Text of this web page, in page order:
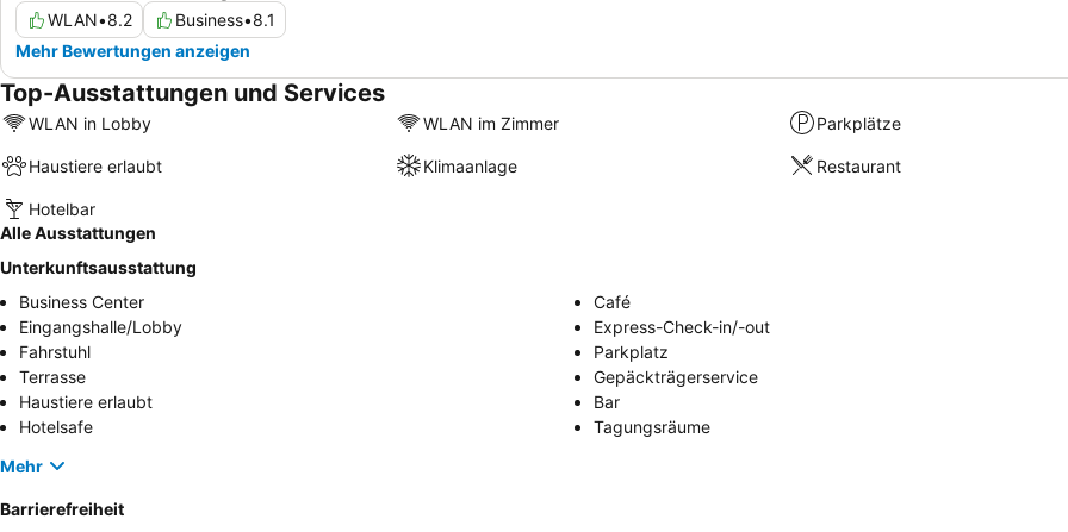
WLAN•8.2 Business•8.1
Mehr Bewertungen anzeigen
Top-Ausstattungen und Services
WLAN in Lobby WLAN im Zimmer Parkplätze
Haustiere erlaubt Klimaanlage Restaurant
Hotelbar
Alle Ausstattungen
Unterkunftsausstattung
Business Center
Café
Eingangshalle/Lobby
Express-Check-in/-out
Fahrstuhl
Parkplatz
Terrasse
Gepäckträgerservice
Haustiere erlaubt
Bar
Hotelsafe
Tagungsräume
Mehr
Barrierefreiheit